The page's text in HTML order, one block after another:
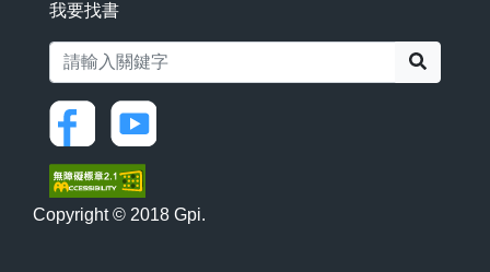
我要找書
Copyright © 2018 Gpi.